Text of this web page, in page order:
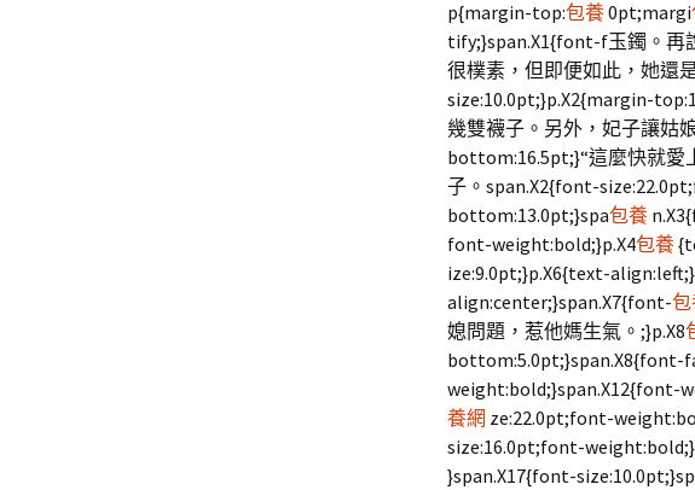
p{margin-top:包養0pt;margi
tify;}span.X1{font-f玉鐲。再
很樸素，但即便如此，她還
size:10.0pt;}p.X2{margin-
幾雙襪子。另外，妃子讓姑
bottom:16.5pt;}“這麼快就愛
子。span.X2{font-
bottom:13.0pt;}spa包養
font-weight:bold;}p.X4包養
ize:9.0pt;}p.X6{text-
align:center;}span.X7{font-
媳問題，惹他媽生氣。;}p.X8
bottom:5.0pt;}span.X8{font-
weight:bold;}span.X12{font-
養網 ze:22.0pt;font-
size:16.0pt;font-
}span.X17{font-